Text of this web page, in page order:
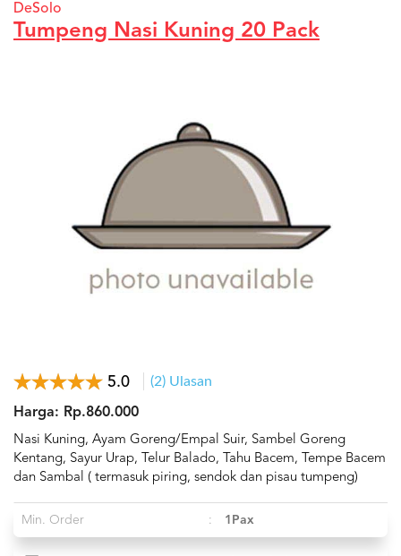
DeSolo
Tumpeng Nasi Kuning 20 Pack
5.0 (2) Ulasan
Harga: Rp.860.000
Nasi Kuning, Ayam Goreng/Empal Suir, Sambel Goreng
Kentang, Sayur Urap, Telur Balado, Tahu Bacem, Tempe Bacem
dan Sambal ( termasuk piring, sendok dan pisau tumpeng)
Min. Order : 1Pax